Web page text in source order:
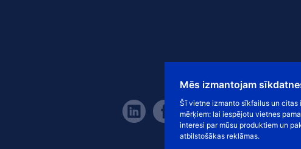
Mēs izmantojam
Šī vietne izmanto sīkfailus un citas
mērķiem: lai iespējotu vietnes
interesi par mūsu produktiem un
atbilstošākas reklāmas.